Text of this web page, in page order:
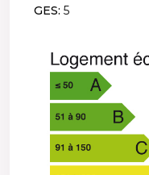
GES: 5